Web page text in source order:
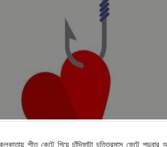
শীত কেটে গিয়ে চাঁদিফাটা চত্তিরমাস ফেটে